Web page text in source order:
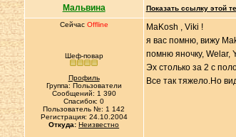
Мальвина Показать ссылку этой
Сейчас Offline
Шеф-повар
Профиль
Группа: Пользователи
Сообщений: 1 390
Спасибок: 0
Пользователь №: 1 142
Регистрация: 24.10.2004
Откуда: Неизвестно
MaKosh , Viki !
я вас помню, вижу
помню яночку, Welar,
Эх столько за 2 с
Все так тяжело.Но